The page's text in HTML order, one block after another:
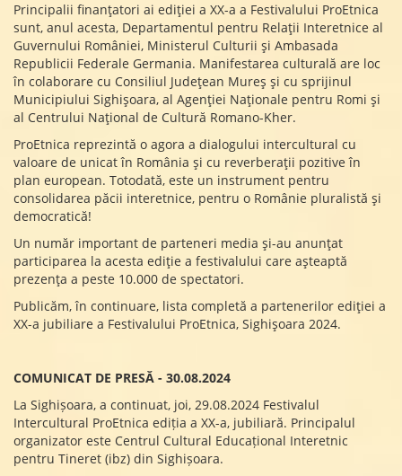
Principalii finanțatori ai ediției a XX-a a Festivalului ProEtnica
sunt, anul acesta, Departamentul pentru Relații Interetnice al
Guvernului României, Ministerul Culturii și Ambasada
Republicii Federale Germania. Manifestarea culturală are loc
în colaborare cu Consiliul Județean Mureș și cu sprijinul
Municipiului Sighișoara, al Agenției Naționale pentru Romi și
al Centrului Național de Cultură Romano-Kher.
ProEtnica reprezintă o agora a dialogului intercultural cu
valoare de unicat în România și cu reverberații pozitive în
plan european. Totodată, este un instrument pentru
consolidarea păcii interetnice, pentru o Românie pluralistă și
democratică!
Un număr important de parteneri media și-au anunțat
participarea la acesta ediție a festivalului care așteaptă
prezența a peste 10.000 de spectatori.
Publicăm, în continuare, lista completă a partenerilor ediției a
XX-a jubiliare a Festivalului ProEtnica, Sighișoara 2024.
COMUNICAT DE PRESĂ - 30.08.2024
La Sighișoara, a continuat, joi, 29.08.2024 Festivalul
Intercultural ProEtnica ediția a XX-a, jubiliară. Principalul
organizator este Centrul Cultural Educațional Interetnic
pentru Tineret (ibz) din Sighișoara.